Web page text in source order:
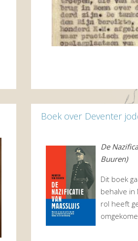
Boek over Deventer
De
Buuren)
Dit boek
behalve in
rol heeft